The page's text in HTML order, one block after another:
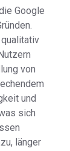
Google
von
und
sich
länger